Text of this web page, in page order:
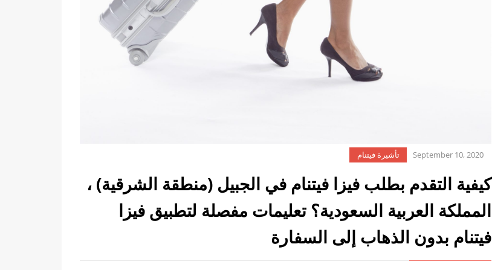
September 10, 2020 تأشيرة فيتنام
كيفية التقدم بطلب فيزا فيتنام في الجبيل (منطقة الشرقية) ،
المملكة العربية السعودية؟ تعليمات مفصلة لتطبيق فيزا
فيتنام بدون الذهاب إلى السفارة